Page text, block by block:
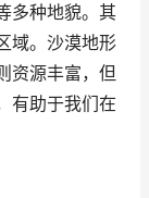
多种地貌。其
域。沙漠地形
资源丰富，但
有助于我们在